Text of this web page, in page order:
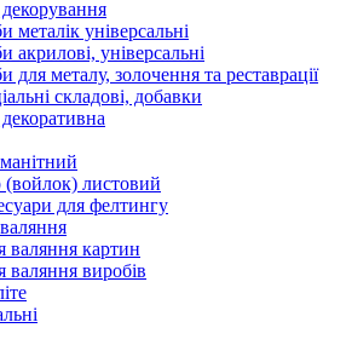
металік універсальні
акрилові, універсальні
для металу, золочення та реставрації
складові, добавки
листовий
для фелтингу
валяння картин
валяння виробів